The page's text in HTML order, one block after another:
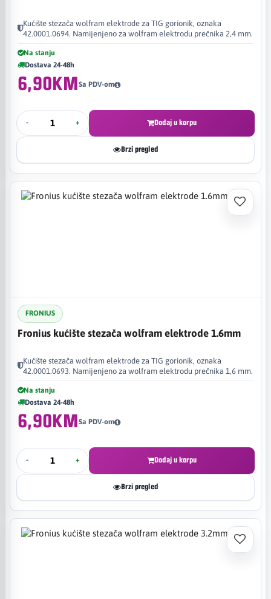
Kućište stezača wolfram elektrode za TIG gorionik, oznaka
42.0001.0694. Namijenjeno za wolfram elektrodu prečnika 2,4 mm.
Na stanju
Dostava 24-48h
6,90KMSa PDV-om
- + Dodaj u korpu
Brzi pregled
FRONIUS
Fronius kućište stezača wolfram elektrode 1.6mm
Kućište stezača wolfram elektrode za TIG gorionik, oznaka
42.0001.0693. Namijenjeno za wolfram elektrodu prečnika 1,6 mm.
Na stanju
Dostava 24-48h
6,90KMSa PDV-om
- + Dodaj u korpu
Brzi pregled